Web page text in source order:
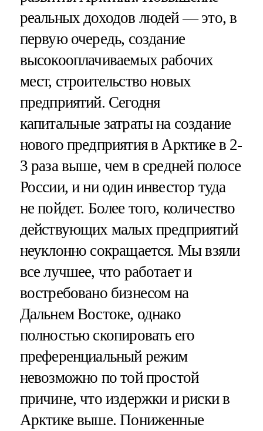
реальных доходов людей — это, в
первую очередь, создание
высокооплачиваемых рабочих
мест, строительство новых
предприятий. Сегодня
капитальные затраты на создание
нового предприятия в Арктике в 2-
3 раза выше, чем в средней полосе
России, и ни один инвестор туда
не пойдет. Более того, количество
действующих малых предприятий
неуклонно сокращается. Мы взяли
все лучшее, что работает и
востребовано бизнесом на
Дальнем Востоке, однако
полностью скопировать его
преференциальный режим
невозможно по той простой
причине, что издержки и риски в
Арктике выше. Пониженные